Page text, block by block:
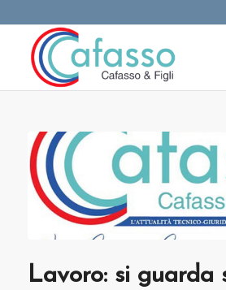
Lavoro: si guarda